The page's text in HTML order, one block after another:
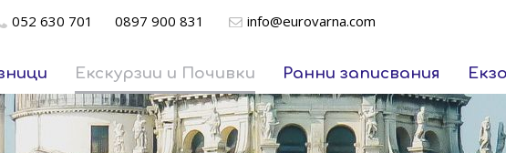
052 630 701 0897 900 831 info@eurovarna.com
Екскурзии и Почивки Ранни записвания